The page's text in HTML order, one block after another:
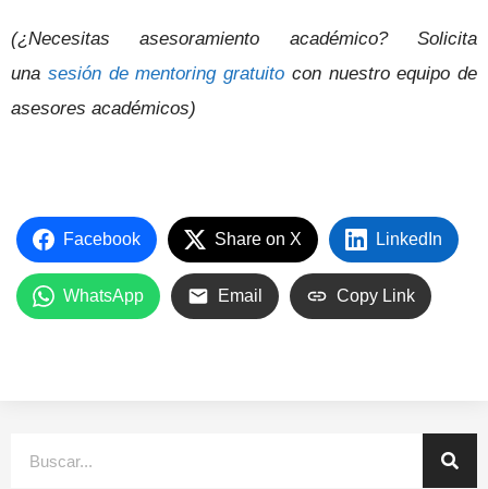
(¿Necesitas asesoramiento académico? Solicita
una sesión de mentoring gratuito con nuestro equipo de
asesores académicos)
Facebook Share on X LinkedIn
WhatsApp Email Copy Link